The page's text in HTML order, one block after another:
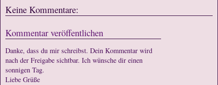
Keine Kommentare:
Kommentar veröffentlichen
Danke, dass du mir schreibst. Dein Kommentar wird
nach der Freigabe sichtbar. Ich wünsche dir einen
sonnigen Tag.
Liebe Grüße